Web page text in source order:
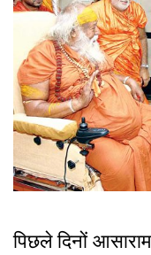
पिछले दिनों